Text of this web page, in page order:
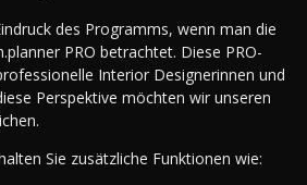
des Programms, wenn man die
PRO betrachtet. Diese PRO-
Interior Designerinnen und
Perspektive möchten wir unseren
Sie zusätzliche Funktionen wie: